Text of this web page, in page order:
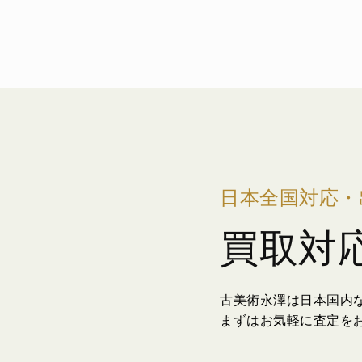
日本全国対応
買取対
古美術永澤は日本国内
まずはお気軽に査定を